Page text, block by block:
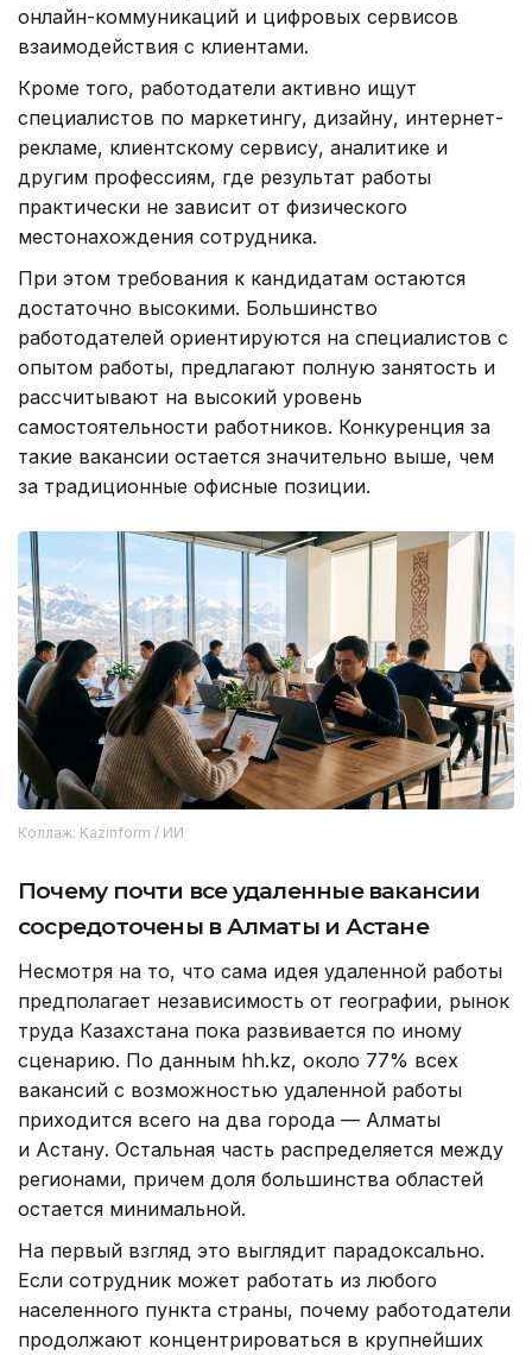
онлайн-коммуникаций и цифровых сервисов
взаимодействия с клиентами.
Кроме того, работодатели активно ищут
специалистов по маркетингу, дизайну, интернет-
рекламе, клиентскому сервису, аналитике и
другим профессиям, где результат работы
практически не зависит от физического
местонахождения сотрудника.
При этом требования к кандидатам остаются
достаточно высокими. Большинство
работодателей ориентируются на специалистов с
опытом работы, предлагают полную занятость и
рассчитывают на высокий уровень
самостоятельности работников. Конкуренция за
такие вакансии остается значительно выше, чем
за традиционные офисные позиции.
Коллаж: Kazinform / ИИ
Почему почти все удаленные вакансии
сосредоточены в Алматы и Астане
Несмотря на то, что сама идея удаленной работы
предполагает независимость от географии, рынок
труда Казахстана пока развивается по иному
сценарию. По данным hh.kz, около 77% всех
вакансий с возможностью удаленной работы
приходится всего на два города — Алматы
и Астану. Остальная часть распределяется между
регионами, причем доля большинства областей
остается минимальной.
На первый взгляд это выглядит парадоксально.
Если сотрудник может работать из любого
населенного пункта страны, почему работодатели
продолжают концентрироваться в крупнейших